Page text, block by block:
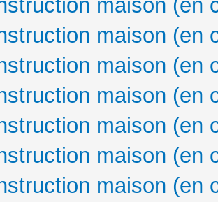
maison (en
maison (en
maison (en
maison (en
maison (en
maison (en
maison (en